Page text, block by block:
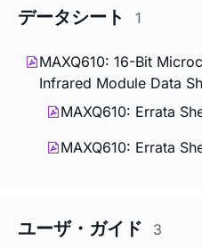
データシート 1
MAXQ610: 16-Bit
Infrared Module Data
MAXQ610: Errata
MAXQ610: Errata
ユーザ・ガイド 3